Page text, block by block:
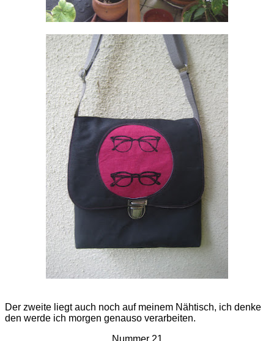
Der zweite liegt auch noch auf meinem Nähtisch, ich denke
den werde ich morgen genauso verarbeiten.
Nummer 21